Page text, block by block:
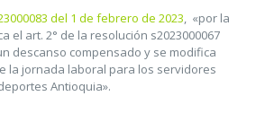
del 1 de febrero de 2023, «por la
el art. 2° de la resolución s2023000067
descanso compensado y se modifica
la jornada laboral para los servidores
Antioquia».